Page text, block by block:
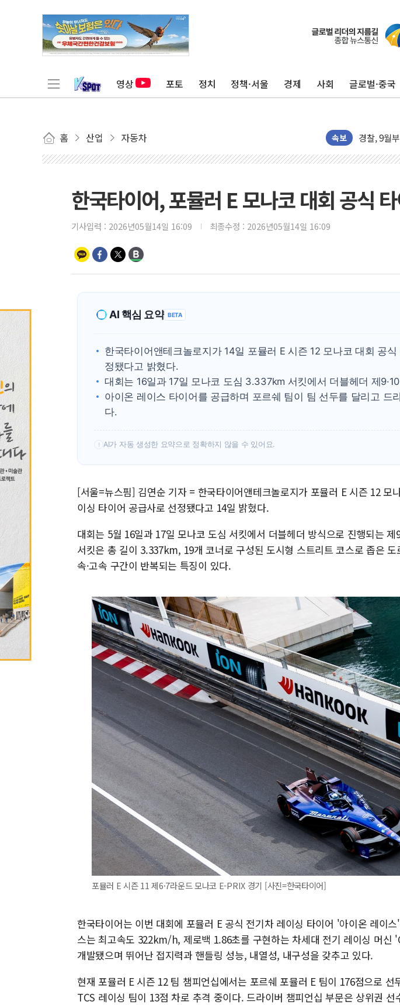
영상 포토 정치 정책·서울 경제 사회 글로벌·중국
홈 산업 자동차 속보
[코인시황]
[베트남
'찜통더위'
후티 반군,
경찰, 9월
포스코홀
40.2도
"文정부 악
'변기 수
워트, 상반
프롬바이
랩지노믹
푸본현대
한국타이어, 포뮬러 E 모나코 대회 공식
기사입력 : 2026년05월14일 16:09 최종수정 : 2026년05월14일 16:09
AI 핵심 요약 BETA
한국타이어앤테크놀로지가 14일 포뮬러 E 시즌 12 모나코 대회 공
정됐다고 밝혔다.
대회는 16일과 17일 모나코 도심 3.337km 서킷에서 더블헤더 제
아이온 레이스 타이어를 공급하며 포르쉐 팀이 팀 선두를 달리고 드
다.
! AI가 자동 생성한 요약으로 정확하지 않을 수 있어요.
[서울=뉴스핌] 김연순 기자 = 한국타이어앤테크놀로지가 포뮬러 E 시즌 12 모
이싱 타이어 공급사로 선정됐다고 14일 밝혔다.
대회는 5월 16일과 17일 모나코 도심 서킷에서 더블헤더 방식으로 진행되는 제
서킷은 총 길이 3.337km, 19개 코너로 구성된 도시형 스트리트 코스로 좁은
속·고속 구간이 반복되는 특징이 있다.
포뮬러 E 시즌 11 제6·7라운드 모나코 E-PRIX 경기 [사진=한국타이어]
한국타이어는 이번 대회에 포뮬러 E 공식 전기차 레이싱 타이어 '아이온 레이
스는 최고속도 322km/h, 제로백 1.86초를 구현하는 차세대 전기 레이싱 머신
개발됐으며 뛰어난 접지력과 핸들링 성능, 내열성, 내구성을 갖추고 있다.
현재 포뮬러 E 시즌 12 팀 챔피언십에서는 포르쉐 포뮬러 E 팀이 176점으로 선
TCS 레이싱 팀이 13점 차로 추격 중이다. 드라이버 챔피언십 부문은 상위권